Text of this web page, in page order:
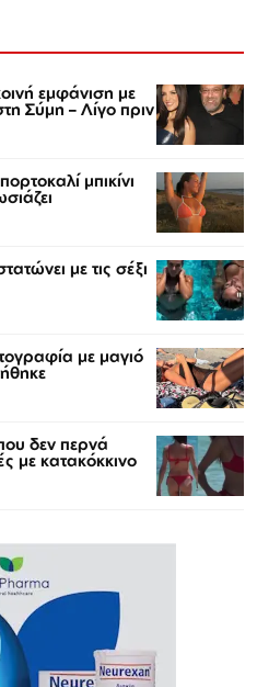
εμφάνιση με
Σύμη – Λίγο πριν
μπικίνι
με τις σέξι
με μαγιό
δεν περνά
με κατακόκκινο